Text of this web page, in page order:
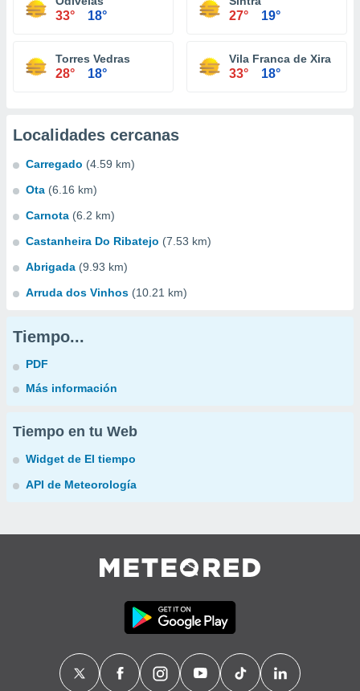
33° 18° 27° 19°
Torres Vedras
28° 18°
Vila Franca de Xira
33° 18°
Localidades cercanas
Carregado (4.59 km)
Ota (6.16 km)
Carnota (6.2 km)
Castanheira Do Ribatejo (7.53 km)
Abrigada (9.93 km)
Arruda dos Vinhos (10.21 km)
Tiempo...
PDF
Más información
Tiempo en tu Web
Widget de El tiempo
API de Meteorología